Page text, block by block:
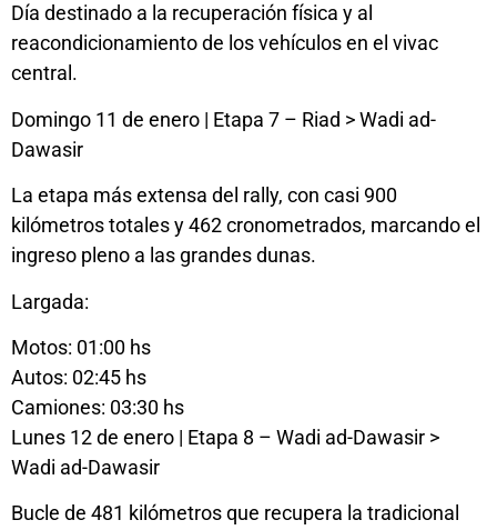
Día destinado a la recuperación física y al
reacondicionamiento de los vehículos en el vivac
central.
Domingo 11 de enero | Etapa 7 – Riad > Wadi ad-
Dawasir
La etapa más extensa del rally, con casi 900
kilómetros totales y 462 cronometrados, marcando el
ingreso pleno a las grandes dunas.
Largada:
Motos: 01:00 hs
Autos: 02:45 hs
Camiones: 03:30 hs
Lunes 12 de enero | Etapa 8 – Wadi ad-Dawasir >
Wadi ad-Dawasir
Bucle de 481 kilómetros que recupera la tradicional